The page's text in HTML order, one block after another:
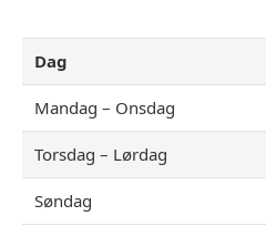
Dag
Mandag – Onsdag
Torsdag – Lørdag
Søndag